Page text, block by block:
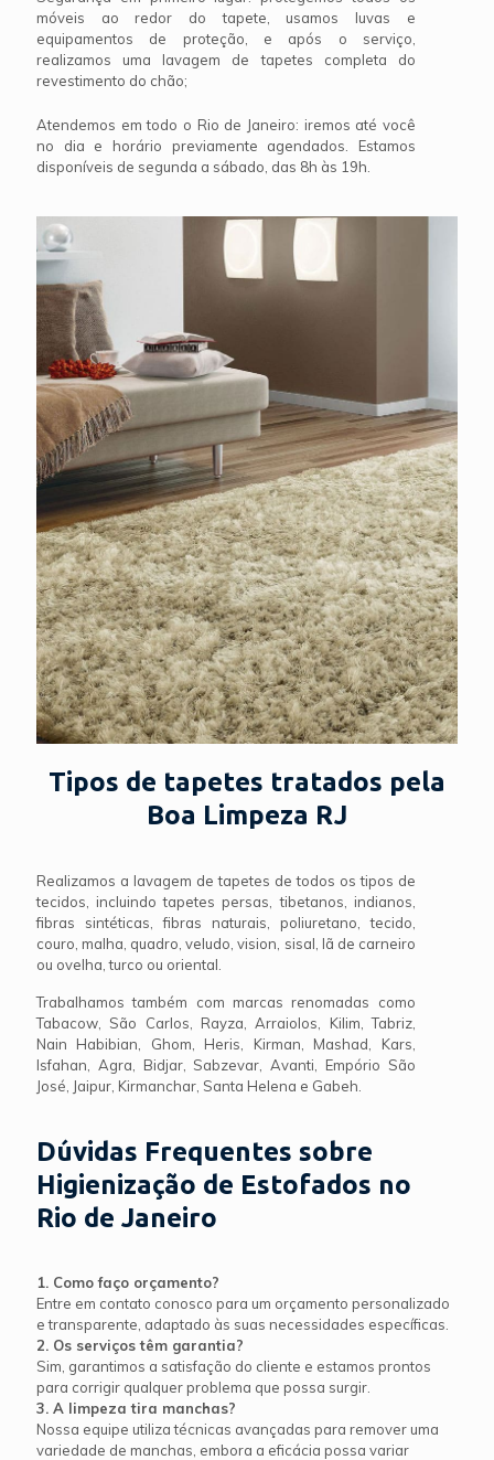
móveis ao redor do tapete, usamos luvas e
equipamentos de proteção, e após o serviço,
realizamos uma lavagem de tapetes completa do
revestimento do chão;
Atendemos em todo o Rio de Janeiro: iremos até você
no dia e horário previamente agendados. Estamos
disponíveis de segunda a sábado, das 8h às 19h.
Tipos de tapetes tratados pela
Boa Limpeza RJ
Realizamos a lavagem de tapetes de todos os tipos de
tecidos, incluindo tapetes persas, tibetanos, indianos,
fibras sintéticas, fibras naturais, poliuretano, tecido,
couro, malha, quadro, veludo, vision, sisal, lã de carneiro
ou ovelha, turco ou oriental.
Trabalhamos também com marcas renomadas como
Tabacow, São Carlos, Rayza, Arraiolos, Kilim, Tabriz,
Nain Habibian, Ghom, Heris, Kirman, Mashad, Kars,
Isfahan, Agra, Bidjar, Sabzevar, Avanti, Empório São
José, Jaipur, Kirmanchar, Santa Helena e Gabeh.
Dúvidas Frequentes sobre
Higienização de Estofados no
Rio de Janeiro
1. Como faço orçamento?
Entre em contato conosco para um orçamento personalizado
e transparente, adaptado às suas necessidades específicas.
2. Os serviços têm garantia?
Sim, garantimos a satisfação do cliente e estamos prontos
para corrigir qualquer problema que possa surgir.
3. A limpeza tira manchas?
Nossa equipe utiliza técnicas avançadas para remover uma
variedade de manchas, embora a eficácia possa variar